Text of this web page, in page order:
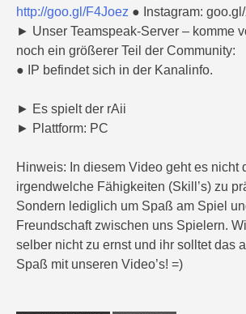
http://goo.gl/F4Joez ● Instagram:
► Unser Teamspeak-Server – komme
noch ein größerer Teil der Community:
● IP befindet sich in der Kanalinfo.
► Es spielt der rAii
► Plattform: PC
Hinweis: In diesem Video geht es nicht
irgendwelche Fähigkeiten (Skill’s) zu
Sondern lediglich um Spaß am Spiel
Freundschaft zwischen uns Spielern.
selber nicht zu ernst und ihr solltet das
Spaß mit unseren Video’s! =)